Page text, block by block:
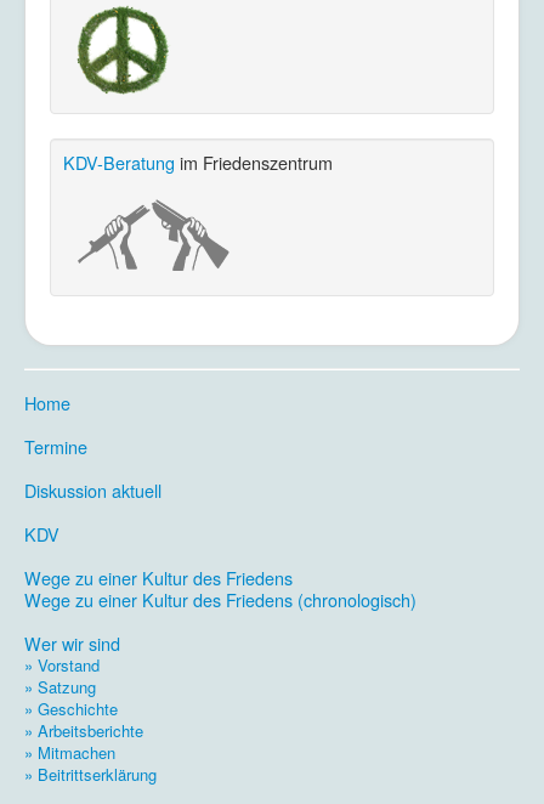
KDV-Beratung im Friedenszentrum
Home
Termine
Diskussion aktuell
KDV
Wege zu einer Kultur des Friedens
Wege zu einer Kultur des Friedens (chronologisch)
Wer wir sind
» Vorstand
» Satzung
» Geschichte
» Arbeitsberichte
» Mitmachen
» Beitrittserklärung